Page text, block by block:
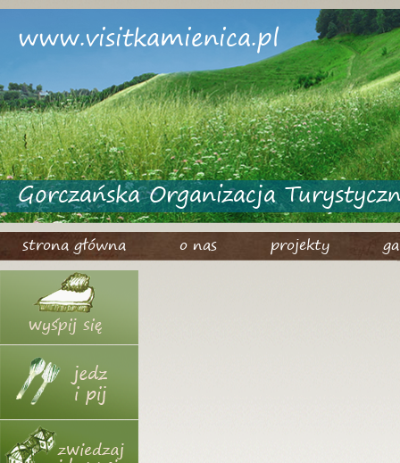
www.visitkamienica.pl
Gorczańska Organizacja
strona główna o nas projekty